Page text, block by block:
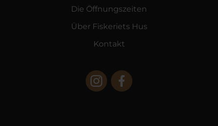
Die Öffnungszeiten
Über Fiskeriets Hus
Kontakt